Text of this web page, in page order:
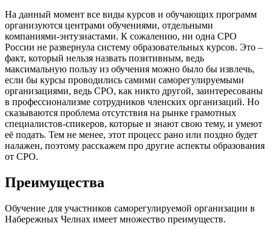
На данный момент все виды курсов и обучающих программ
организуются центрами обучениями, отдельными
компаниями-энтузиастами. К сожалению, ни одна СРО
России не развернула систему образовательных курсов. Это –
факт, который нельзя назвать позитивным, ведь
максимальную пользу из обучения можно было бы извлечь,
если бы курсы проводились самими саморегулируемыми
организациями, ведь СРО, как никто другой, заинтересованы
в профессионализме сотрудников членских организаций. Но
сказываются проблема отсутствия на рынке грамотных
специалистов-спикеров, которые и знают свою тему, и умеют
её подать. Тем не менее, этот процесс рано или поздно будет
налажен, поэтому расскажем про другие аспекты образования
от СРО.
Преимущества
Обучение для участников саморегулируемой организации в
Набережных Челнах имеет множество преимуществ.